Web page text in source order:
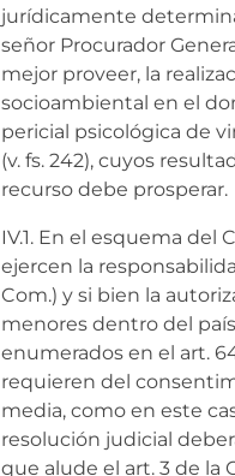
jurídicamente
señor Procurador
mejor proveer, la
socioambiental en el
pericial psicológica de
(v. fs. 242), cuyos
recurso debe prosperar.
IV.1. En el esquema del
ejercen la
Com.) y si bien la
menores dentro del
enumerados en el art.
requieren del
media, como en este
resolución judicial
que alude el art. 3 de la